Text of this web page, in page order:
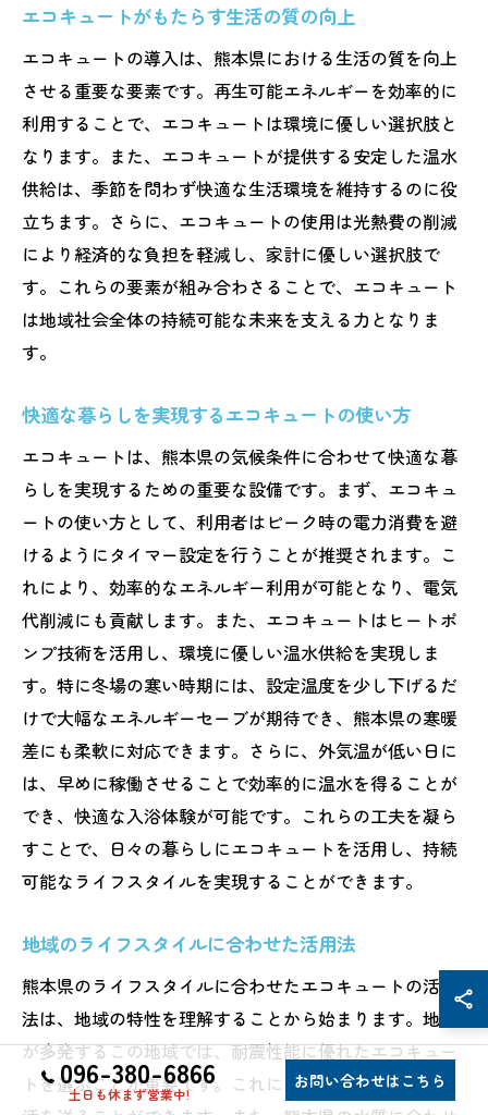
エコキュートがもたらす生活の質の向上
エコキュートの導入は、熊本県における生活の質を向上
させる重要な要素です。再生可能エネルギーを効率的に
利用することで、エコキュートは環境に優しい選択肢と
なります。また、エコキュートが提供する安定した温水
供給は、季節を問わず快適な生活環境を維持するのに役
立ちます。さらに、エコキュートの使用は光熱費の削減
により経済的な負担を軽減し、家計に優しい選択肢で
す。これらの要素が組み合わさることで、エコキュート
は地域社会全体の持続可能な未来を支える力となりま
す。
快適な暮らしを実現するエコキュートの使い方
エコキュートは、熊本県の気候条件に合わせて快適な暮
らしを実現するための重要な設備です。まず、エコキュ
ートの使い方として、利用者はピーク時の電力消費を避
けるようにタイマー設定を行うことが推奨されます。こ
れにより、効率的なエネルギー利用が可能となり、電気
代削減にも貢献します。また、エコキュートはヒートポ
ンプ技術を活用し、環境に優しい温水供給を実現しま
す。特に冬場の寒い時期には、設定温度を少し下げるだ
けで大幅なエネルギーセーブが期待でき、熊本県の寒暖
差にも柔軟に対応できます。さらに、外気温が低い日に
は、早めに稼働させることで効率的に温水を得ることが
でき、快適な入浴体験が可能です。これらの工夫を凝ら
すことで、日々の暮らしにエコキュートを活用し、持続
可能なライフスタイルを実現することができます。
地域のライフスタイルに合わせた活用法
熊本県のライフスタイルに合わせたエコキュートの活用
法は、地域の特性を理解することから始まります。地震
が多発するこの地域では、耐震性能に優れたエコキュー
トを選ぶことが重要です。これにより、安心して日常生
096-380-6866
土日も休まず営業中!
お問い合わせはこちら